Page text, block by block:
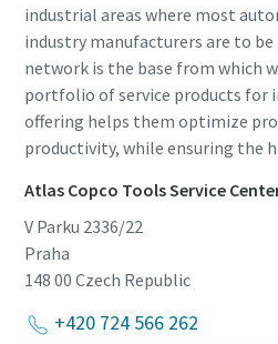
industrial areas where most
industry manufacturers are to be
network is the base from which
portfolio of service products for
offering helps them optimize
productivity, while ensuring the
Atlas Copco Tools Service
V Parku 2336/22
Praha
148 00 Czech Republic
+420 724 566 262